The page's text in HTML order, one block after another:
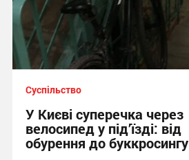
Суспільство
У Києві суперечка через
велосипед у під’їзді: від
обурення до буккросингу